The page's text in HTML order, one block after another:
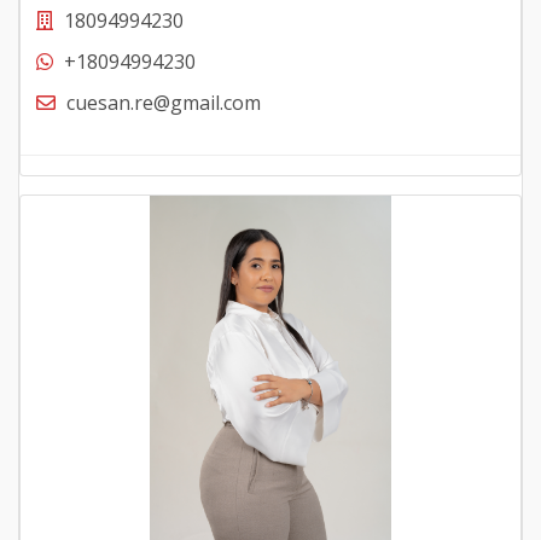
18094994230
+18094994230
cuesan.re@gmail.com